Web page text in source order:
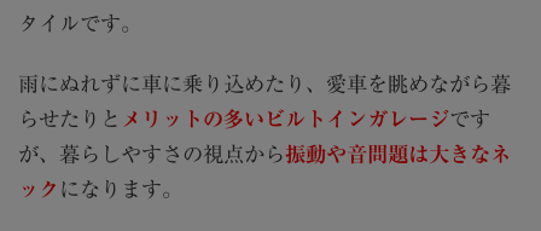
タイルです。
雨にぬれずに車に乗り込めたり、愛車を眺めながら暮
らせたりと メリットの多いビルトインガレージです
が、暮らしやすさの視点から振動や音問題は大きなネ
ック になります。